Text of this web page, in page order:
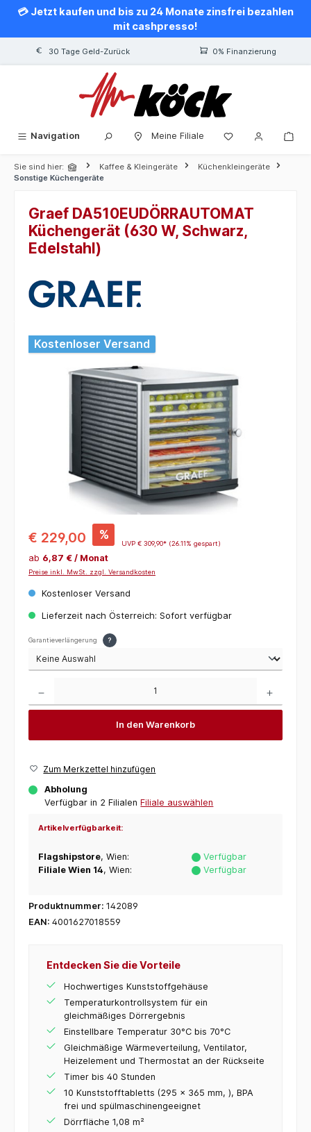
springen
💳 Jetzt kaufen und bis zu 24 Monate zinsfrei bezahlen
mit cashpresso!
30 Tage Geld-Zurück 0% Finanzierung
Navigation Meine Filiale
Sie sind hier: Kaffee & Kleingeräte
Küchenkleingeräte
Sonstige Küchengeräte
Graef DA510EUDÖRRAUTOMAT
Küchengerät (630 W, Schwarz,
Edelstahl)
Bildergalerie überspringen
Kostenloser Versand
€ 229,00 %
UVP € 309,90* (26.11% gespart)
ab 6,87 € / Monat
Preise inkl. MwSt. zzgl. Versandkosten
Kostenloser Versand
Lieferzeit nach Österreich: Sofort verfügbar
Garantieverlängerung ?
In den Warenkorb
Zum Merkzettel hinzufügen
Abholung
Verfügbar in 2 Filialen Filiale auswählen
Artikelverfügbarkeit:
Flagshipstore, Wien:
Verfügbar
Filiale Wien 14, Wien: Verfügbar
Produktnummer: 142089
EAN: 4001627018559
Entdecken Sie die Vorteile
Hochwertiges Kunststoffgehäuse
Temperaturkontrollsystem für ein
gleichmäßiges Dörrergebnis
Einstellbare Temperatur 30°C bis 70°C
Gleichmäßige Wärmeverteilung, Ventilator,
Heizelement und Thermostat an der Rückseite
Timer bis 40 Stunden
10 Kunststofftabletts (295 x 365 mm, ), BPA
frei und spülmaschinengeeignet
Dörrfläche 1,08 m²